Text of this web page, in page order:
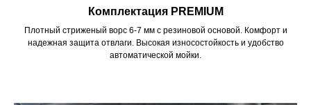
Комплектация PREMIUM
Плотный стриженый ворс 6-7 мм с резиновой основой. Комфорт и
надежная защита отвлаги. Высокая износостойкость и удобство
автоматической мойки.